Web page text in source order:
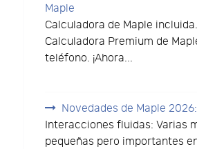
Maple
Calculadora de Maple
Calculadora Premium de
teléfono. ¡Ahora...
Novedades de Maple
Interacciones fluidas: Varias
pequeñas pero importantes